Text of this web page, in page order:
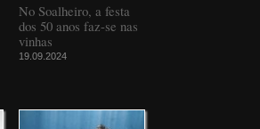
No Soalheiro, a festa
dos 50 anos faz-se nas
vinhas
19.09.2024